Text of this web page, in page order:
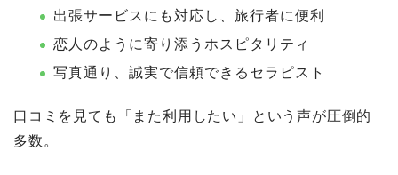
出張サービスにも対応し、旅行者に便利
恋人のように寄り添うホスピタリティ
写真通り、誠実で信頼できるセラピスト
口コミを見ても「また利用したい」という声が圧倒的
多数。